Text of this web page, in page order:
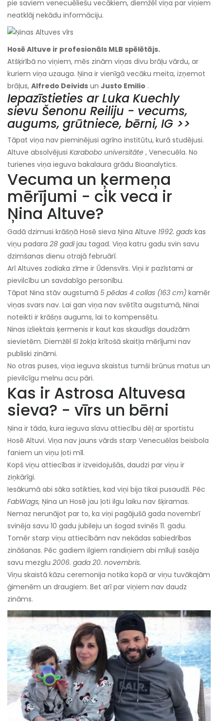
pie saviem venecuēliešu vecākiem, diemžēl viņa par viņiem
neatklāj nekādu informāciju.
Hosē Altuve ir profesionāls MLB spēlētājs.
Atšķirībā no viņiem, mēs zinām viņas divu brāļu vārdu, ar
kuriem viņa uzauga. Ņina ir vienīgā vecāku meita, izņemot
brāļus, Alfredo Deivids un Justo Emilio .
Iepazīstieties ar Luka Kuechly
sievu Šenonu Reiliju - vecums,
augums, grūtniece, bērni, IG >>
Tāpat viņa nav pieminējusi agrīno institūtu, kurā studējusi.
Altuve absolvējusi Karabobo universitāte , Venecuēla. No
turienes viņa ieguva bakalaura grādu Bioanalytics.
Vecuma un ķermeņa
mērījumi - cik veca ir
Ņina Altuve?
Gadā dzimusi krāšņā Hosē sieva Ņina Altuve 1992. gads kas
viņu padara 28 gadijau tagad. Viņa katru gadu svin savu
dzimšanas dienu otrajā februārī.
Arī Altuves zodiaka zīme ir Ūdensvīrs. Viņi ir pazīstami ar
pievilcību un savdabīgo personību.
Tāpat Nina stāv augstumā 5 pēdas 4 collas (163 cm) kamēr
viņas svars nav. Lai gan viņa nav svētīta augstumā, Ninai
noteikti ir krāšņs augums, lai to kompensētu.
Ninas izliektais ķermenis ir kaut kas skaudīgs daudzām
sievietēm. Diemžēl šī žokļa krītošā skaitļa mērījumi nav
publiski zināmi.
No otras puses, viņa ieguva skaistus tumši brūnus matus un
pievilcīgu melnu acu pāri.
Kas ir Astrosa Altuvesa
sieva? - vīrs un bērni
Ņina ir tāda, kura ieguva slavu attiecību dēļ ar sportistu
Hosē Altuvi. Viņa nav jauns vārds starp Venecuēlas beisbola
faniem un viņu ļoti mīl.
Kopš viņu attiecības ir izveidojušās, daudzi par viņu ir
ziņkārīgi.
Iesākumā abi sāka satikties, kad viņi bija tikai pusaudži. Pēc
FabWags, Ņina un Hosē jau ļoti ilgu laiku nav šķiramas.
Nemaz nerunājot par to, ka viņi pagājušā gada novembrī
svinēja savu 10 gadu jubileju un šogad svinēs 11. gadu.
Tomēr starp viņu attiecībām nav nekādas sabiedrības
zināšanas. Pēc gadiem ilgiem randiņiem abi mīluļi sasēja
savu mezglu 2006. gada 20. novembris.
Viņu skaistā kāzu ceremonija notika kopā ar viņu tuvākajām
ģimenēm un draugiem. Bet arī par viņiem nav daudz
zināms.